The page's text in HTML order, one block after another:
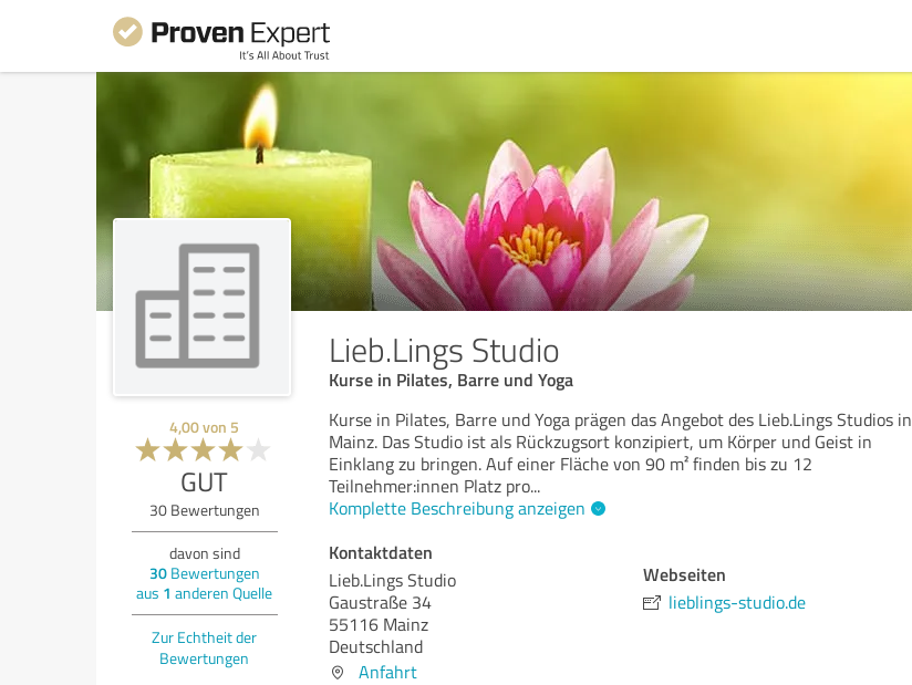
Lieb.Lings Studio
Kurse in Pilates, Barre und Yoga
4,00von 5
GUT
30Bewertungen
davon sind
30Bewertungen
aus 1 anderen Quelle
Zur Echtheit der
Bewertungen
Kurse in Pilates, Barre und Yoga prägen das Angebot des Lieb.Lings Studios in
Mainz. Das Studio ist als Rückzugsort konzipiert, um Körper und Geist in
Einklang zu bringen. Auf einer Fläche von 90 m² finden bis zu 12
Teilnehmer:innen Platz pro...
Komplette Beschreibung anzeigen
Kontaktdaten
Lieb.Lings Studio
Gaustraße 34
55116 Mainz
Deutschland
Anfahrt
Webseiten
lieblings-studio.de